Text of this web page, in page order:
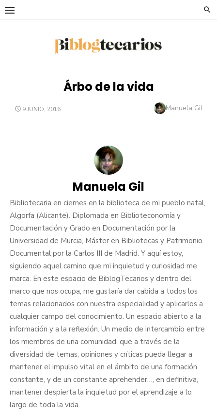
Saltar
Árbo de la vida
PUBLICADO
9 JUNIO, 2016 Autor
Manuela Gil
Manuela Gil
Bibliotecaria en ciernes en la biblioteca de mi pueblo natal,
Algorfa (Alicante). Diplomada en Biblioteconomía y
Documentación y Grado en Documentación por la
Universidad de Murcia, Máster en Bibliotecas y Patrimonio
Documental por la Carlos III de Madrid. Y aquí estoy,
siguiendo aquel camino que mi inquietud y curiosidad me
marca. En este espacio de BiblogTecarios y dentro del
marco que nos ocupa, me gustaría dar cabida a todos los
temas relacionados con nuestra especialidad y aplicarlos a
cualquier campo del conocimiento. Un espacio abierto a la
información y a la reflexión. Un medio de intercambio entre
los miembros de una comunidad, que a través de la
diversidad de temas, opiniones y críticas pueda llegar a
mantener el impulso vital en el ámbito de una formación
constante, y de un constante aprehender…, en definitiva,
mantener despierta la inquietud por el aprendizaje a lo
largo de toda la vida.